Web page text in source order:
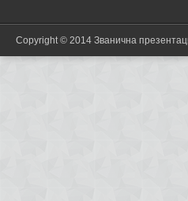
Copyright © 2014 Званична